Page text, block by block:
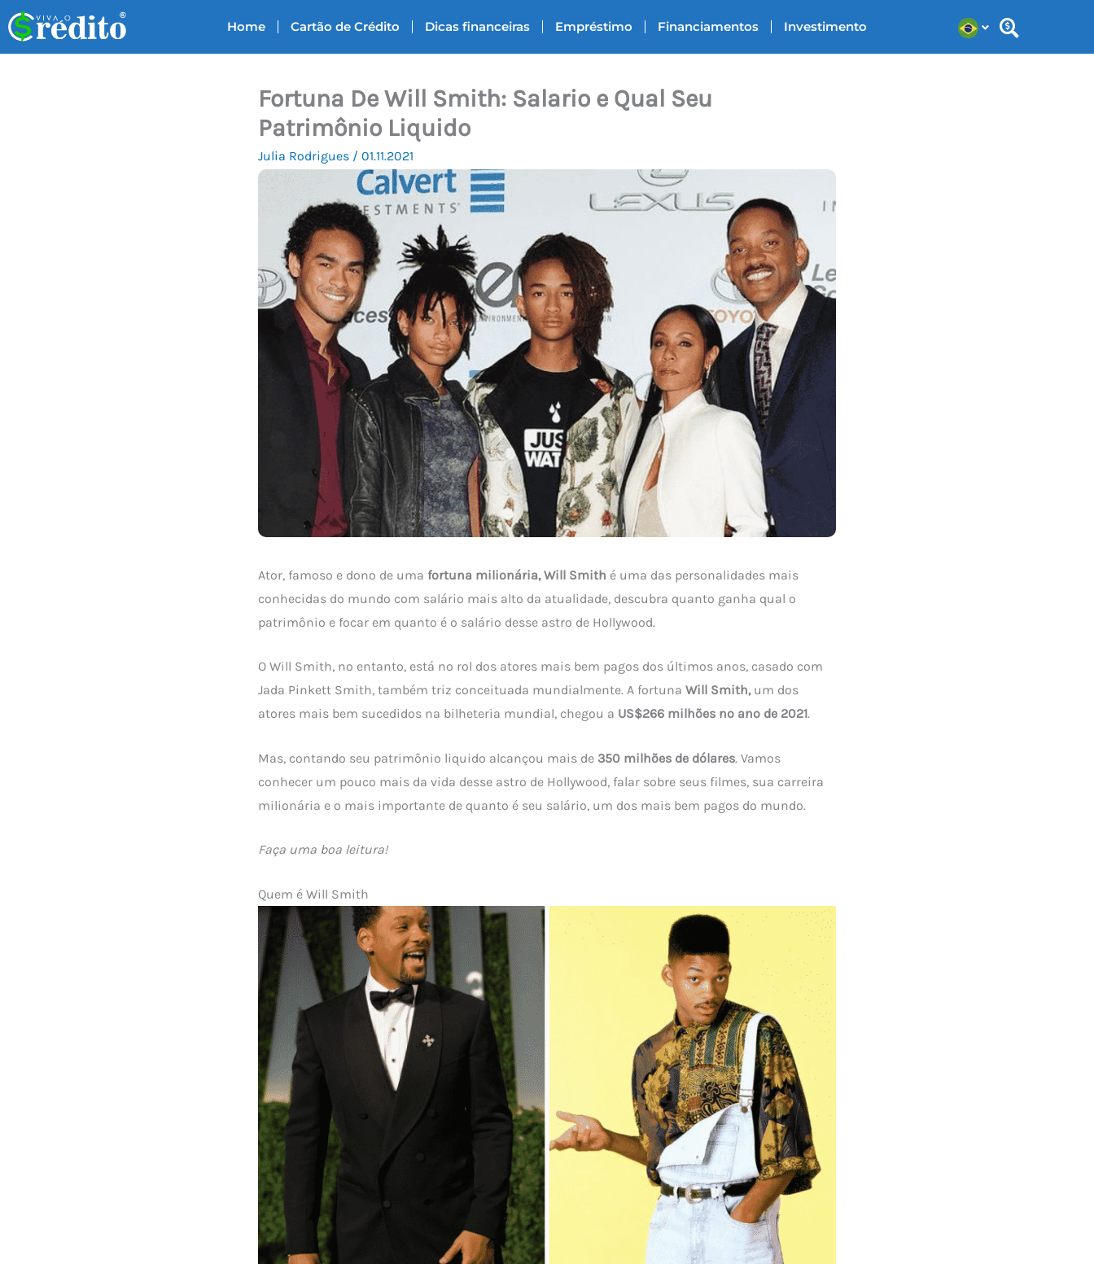
para
o
Home Cartão de Crédito Dicas financeiras Empréstimo Financiamentos Investimento
Fortuna De Will Smith: Salario e Qual Seu
Patrimônio Liquido
Julia Rodrigues / 01.11.2021
Ator, famoso e dono de uma fortuna milionária, Will Smith é uma das personalidades mais
conhecidas do mundo com salário mais alto da atualidade, descubra quanto ganha qual o
patrimônio e focar em quanto é o salário desse astro de Hollywood.
O Will Smith, no entanto, está no rol dos atores mais bem pagos dos últimos anos, casado com
Jada Pinkett Smith, também triz conceituada mundialmente. A fortuna Will Smith, um dos
atores mais bem sucedidos na bilheteria mundial, chegou a US$266 milhões no ano de 2021.
Mas, contando seu patrimônio liquido alcançou mais de 350 milhões de dólares. Vamos
conhecer um pouco mais da vida desse astro de Hollywood, falar sobre seus filmes, sua carreira
milionária e o mais importante de quanto é seu salário, um dos mais bem pagos do mundo.
Faça uma boa leitura!
Quem é Will Smith